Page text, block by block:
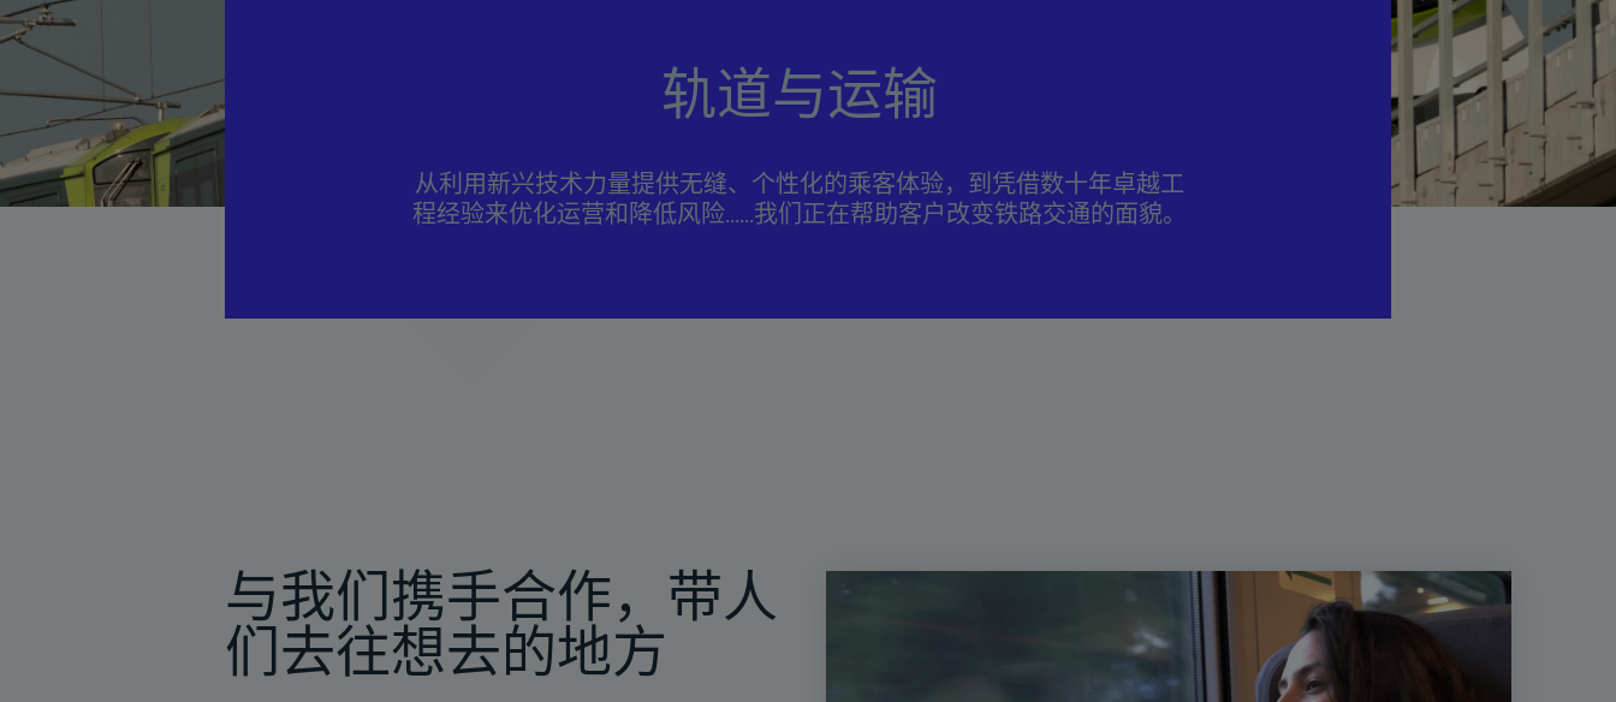
轨道与运输
从利用新兴技术力量提供无缝、个性化的乘客体验，到凭借数十年卓越工
程经验来优化运营和降低风险......我们正在帮助客户改变铁路交通的面貌。
与我们携手合作，带人
们去往想去的地方